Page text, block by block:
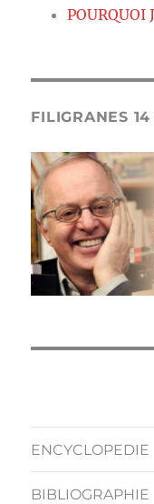
POURQUOI
FILIGRANES
ENCYCLOPEDIE
BIBLIOGRAPHIE